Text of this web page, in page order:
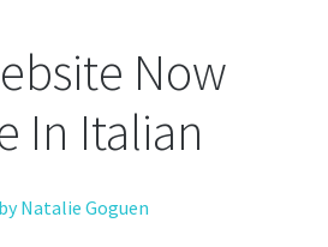
Now
In Italian
by Natalie Goguen